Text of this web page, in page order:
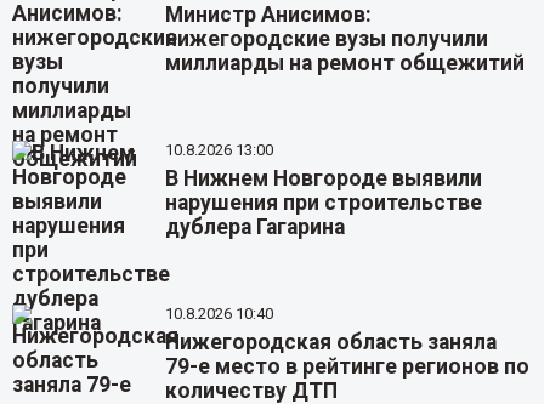
Министр Анисимов:
нижегородские вузы получили
миллиарды на ремонт общежитий
10.8.2026 13:00
В Нижнем Новгороде выявили
нарушения при строительстве
дублера Гагарина
10.8.2026 10:40
Нижегородская область заняла
79-е место в рейтинге регионов по
количеству ДТП